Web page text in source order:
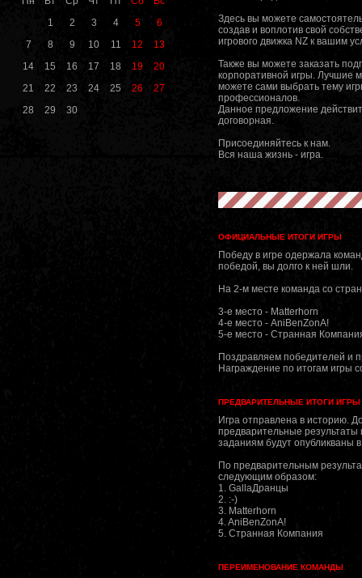
1
2 3 4 5
6
7
8 9 10 11 12
13
14
15 16 17 18 19
20
21
22 23 24 25 26
27
28
29 30
Здесь вы можете
создав и воплотив свой
игрового движка NZ к вашим
Также вы можете заказать
корпоративной игры. Лучшие
можете сами выбрать тему
профессионалов.
Данное предложение
договорная.
Присоединяйтесь к нам.
Вся наша жизнь - игра.
ОФИЦИАЛЬНЫЕ ИТОГИ ИГРЫ
Победу в игре одержала
победой, вы долго к ней шли.
На 2-м месте команда со
3-е место - Matterhorn
4-е место - AniBenZonA!
5-е место - Странная
Поздравляем победителей и
Награждение по итогам игры
ПРЕДВАРИТЕЛЬНЫЕ ИТОГИ ИГРЫ
Игра отправлена в историю.
предварительные
заданиям будут опубликваны
По предварительным
следующим образом:
1. GallaДранцы
2. :-)
3. Matterhorn
4. AniBenZonA!
5. Странная Компания
ПЕРЕИМЕНОВАНИЕ КОМАНДЫ